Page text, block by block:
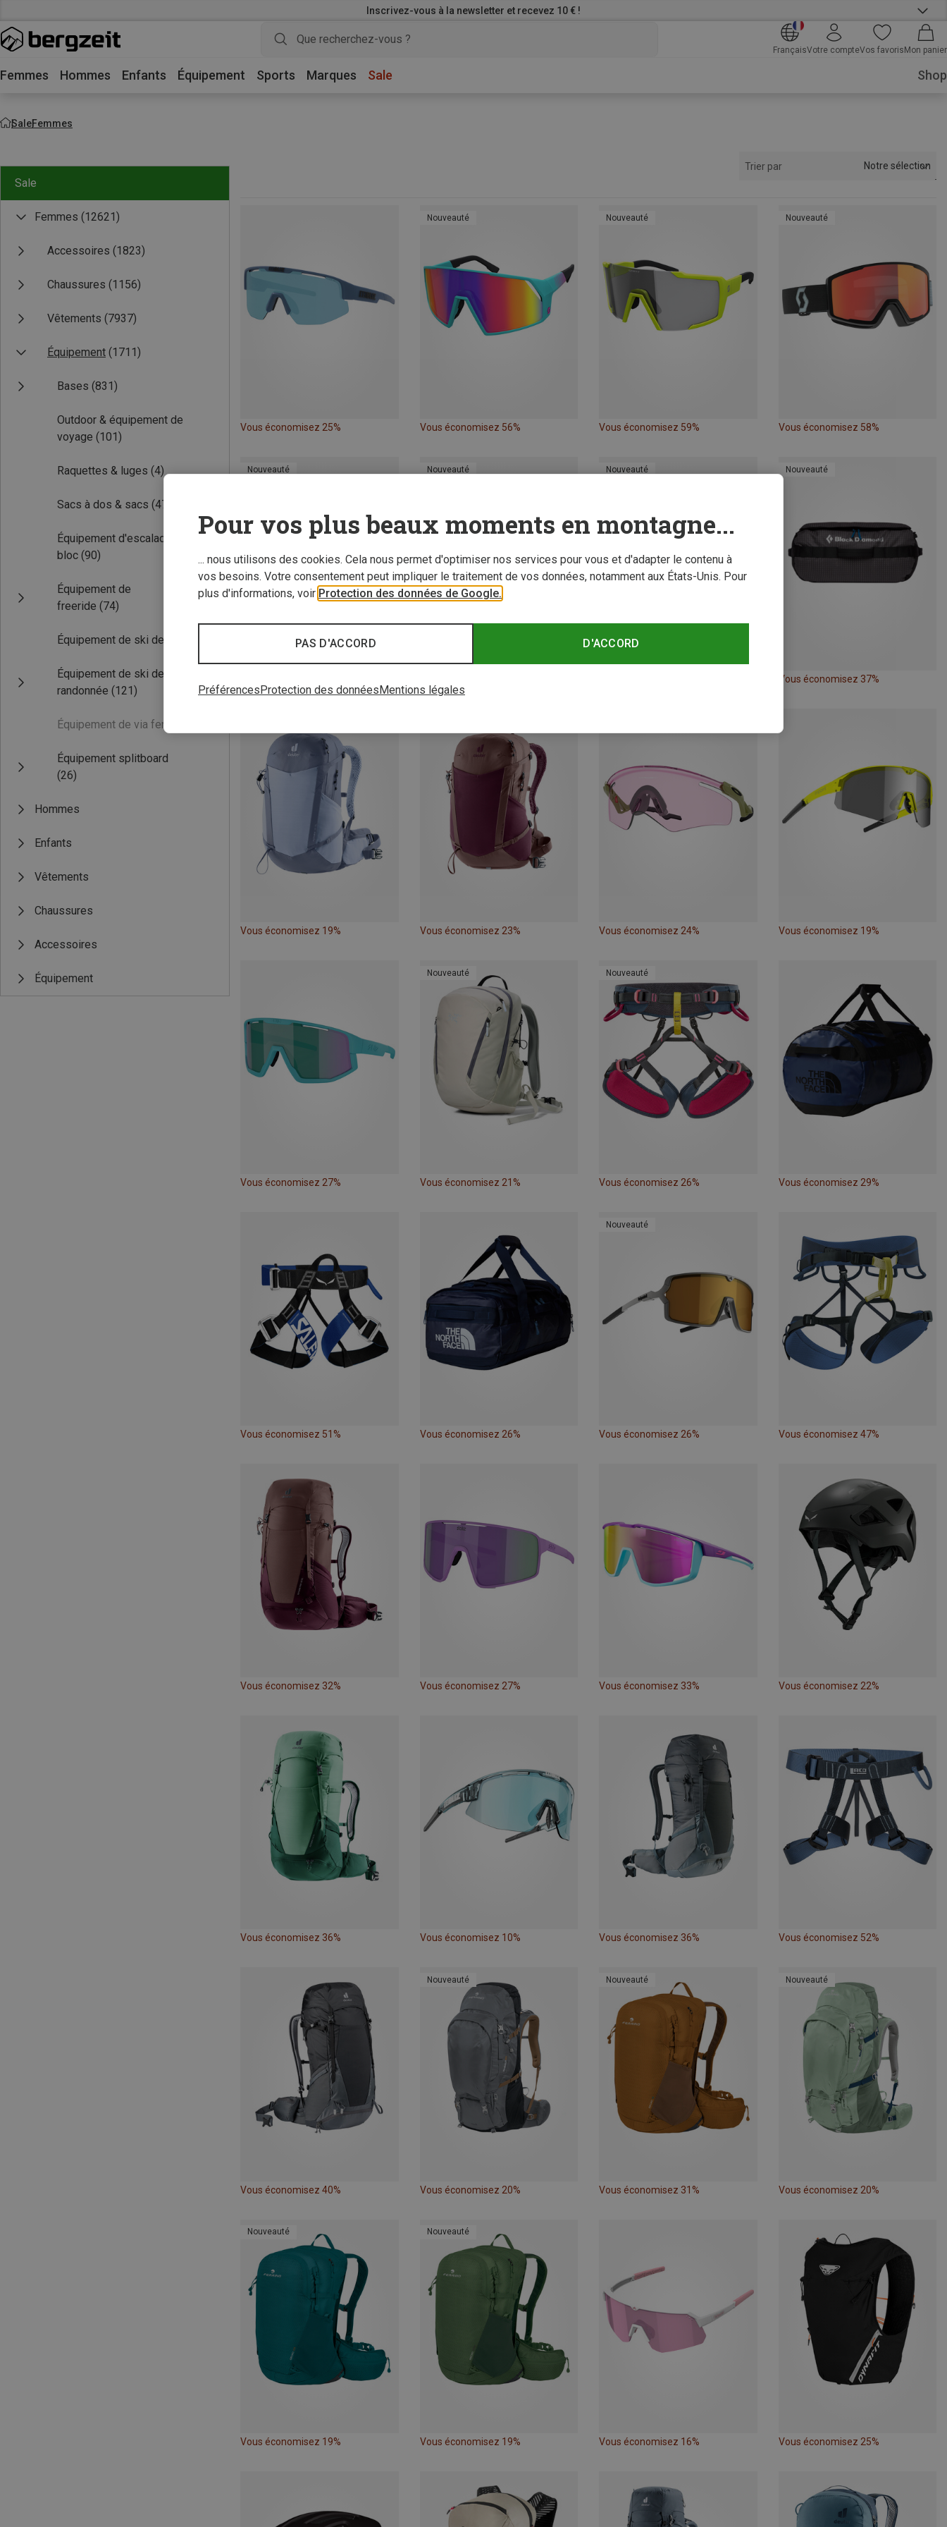
Inscrivez-vous à la newsletter et recevez 10 € !
FrançaisVotre compteVos favoris Mon panier
Femmes Hommes Enfants Équipement Sports Marques Sale Shop
SaleFemmes
Sale
Femmes (12621)
Accessoires (1823)
Chaussures (1156)
Vêtements (7937)
Équipement (1711)
Bases (831)
Outdoor & équipement de
voyage (101)
Raquettes & luges (4)
Sacs à dos & sacs (474)
Équipement d'escalade & de
bloc (90)
Équipement de
freeride (74)
Équipement de ski de fond
Équipement de ski de
randonnée (121)
Équipement de via ferrata
Équipement splitboard
(26)
Hommes
Enfants
Vêtements
Chaussures
Accessoires
Équipement
Trier par Notre sélection
Vous économisez 25%
Nouveauté
Vous économisez 56%
Nouveauté
Vous économisez 59%
Nouveauté
Vous économisez 58%
Nouveauté Nouveauté Nouveauté Nouveauté
Vous économisez 37%
Vous économisez 19% Vous économisez 23% Vous économisez 24% Vous économisez 19%
Vous économisez 27%
Nouveauté
Vous économisez 21%
Nouveauté
Vous économisez 26% Vous économisez 29%
Vous économisez 51% Vous économisez 26%
Nouveauté
Vous économisez 26% Vous économisez 47%
Vous économisez 32% Vous économisez 27% Vous économisez 33% Vous économisez 22%
Vous économisez 36% Vous économisez 10% Vous économisez 36% Vous économisez 52%
Vous économisez 40%
Nouveauté
Vous économisez 20%
Nouveauté
Vous économisez 31%
Nouveauté
Vous économisez 20%
Nouveauté
Vous économisez 19%
Nouveauté
Vous économisez 19% Vous économisez 16% Vous économisez 25%
Pour vos plus beaux moments en montagne...
... nous utilisons des cookies. Cela nous permet d'optimiser nos services pour vous et d'adapter le contenu à
vos besoins. Votre consentement peut impliquer le traitement de vos données, notamment aux États-Unis. Pour
plus d'informations, voir Protection des données de Google.
D'ACCORD
PAS D'ACCORD
PréférencesProtection des donnéesMentions légales